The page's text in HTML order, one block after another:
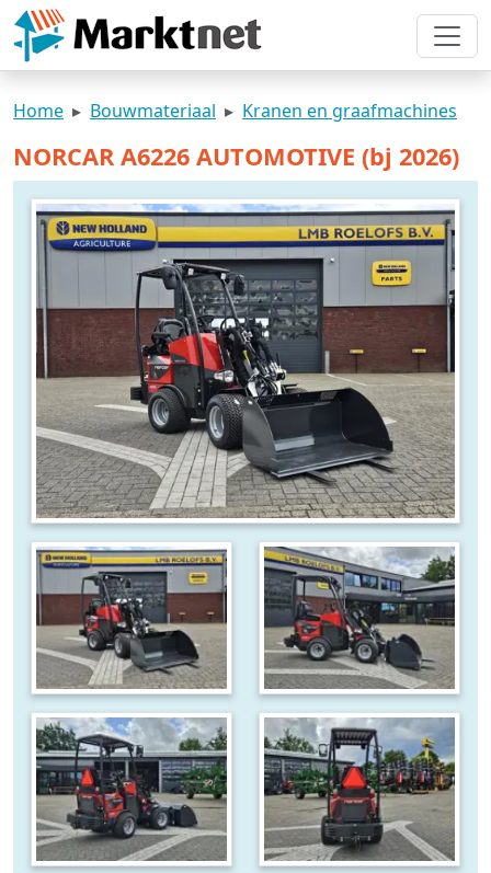
Home Bouwmateriaal Kranen en graafmachines
NORCAR A6226 AUTOMOTIVE (bj 2026)